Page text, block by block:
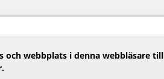
och webbplats i denna webbläsare till